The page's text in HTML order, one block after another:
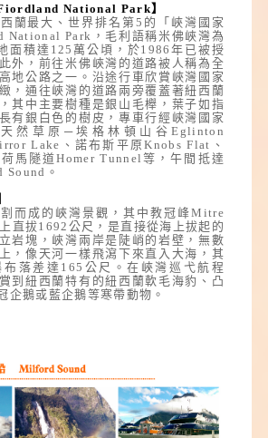
Fiordland National Park】
蘭最大、世界排名第5的
「峽灣國家
National Park ，毛利語稱米佛峽灣為
面積達125萬公頃，於1986年已被授
外，前往米佛峽灣的道路被人稱為全
地公路之一。沿途行車欣賞峽灣國家
，通往峽灣的道路兩旁覆蓋著紐西蘭
其中主要樹種是銀山毛櫸，葉子如指
有銀白色的樹皮，專車行經峽灣國家
然草原─埃格林頓山谷Eglinton
Lake、諾布斯平原Knobs Flat、
馬隧道Homer Tunnel等，午間抵達
。
而成的峽灣景觀，其中教冠峰Mitre
直拔1692公尺，是直接從海上拔起的
岩塊，峽灣兩岸是陡峭的岩壁，無數
，像天河一樣飛瀉下來直入大海，其
布落差達165公尺。在峽灣巡弋航程
到紐西蘭特有的紐西蘭軟毛海豹、凸
企鵝或藍企鵝等寒帶動物。